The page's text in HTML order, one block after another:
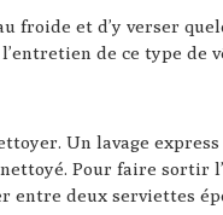
froide et d’y verser
de ce type de
Un lavage
Pour faire sortir
deux serviettes